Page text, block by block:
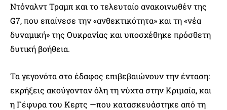
Ντόναλντ Τραμπ και το τελευταίο ανακοινωθέν της
G7, που επαίνεσε την «ανθεκτικότητα» και τη «νέα
δυναμική» της Ουκρανίας και υποσχέθηκε πρόσθετη
δυτική βοήθεια.
Τα γεγονότα στο έδαφος επιβεβαιώνουν την ένταση:
εκρήξεις ακούγονταν όλη τη νύχτα στην Κριμαία, και
η Γέφυρα του Κερτς —που κατασκευάστηκε από τη